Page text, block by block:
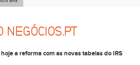
NEGÓCIOS.PT
a reforma com as novas tabelas do IRS